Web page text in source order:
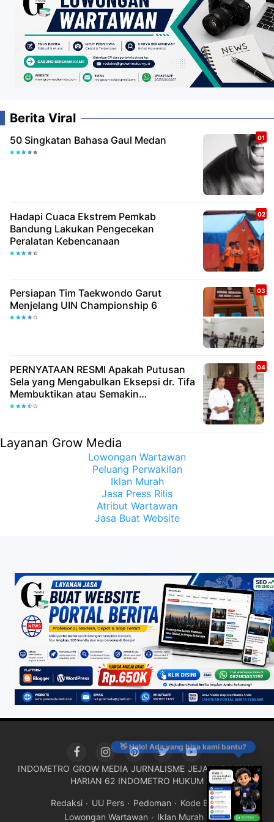
Berita Viral
50 Singkatan Bahasa Gaul Medan
Hadapi Cuaca Ekstrem Pemkab
Bandung Lakukan Pengecekan
Peralatan Kebencanaan
Persiapan Tim Taekwondo Garut
Menjelang UIN Championship 6
PERNYATAAN RESMI Apakah Putusan
Sela yang Mengabulkan Eksepsi dr. Tifa
Membuktikan atau Semakin
Meyakinkan Publik Bahwa Ijazah
Layanan Grow Media
Lowongan Wartawan
Peluang Perwakilan
Iklan Murah
Jasa Press Rilis
Atribut Wartawan
Jasa Buat Website
👋 Halo! Ada yang bisa kami bantu?
INDOMETRO GROW MEDIA JURNALISME JEJAK KRIMINAL
HARIAN 62 INDOMETRO HUKUM
Redaksi UU Pers Pedoman
Kode Etik
Lowongan Wartawan
Iklan Murah